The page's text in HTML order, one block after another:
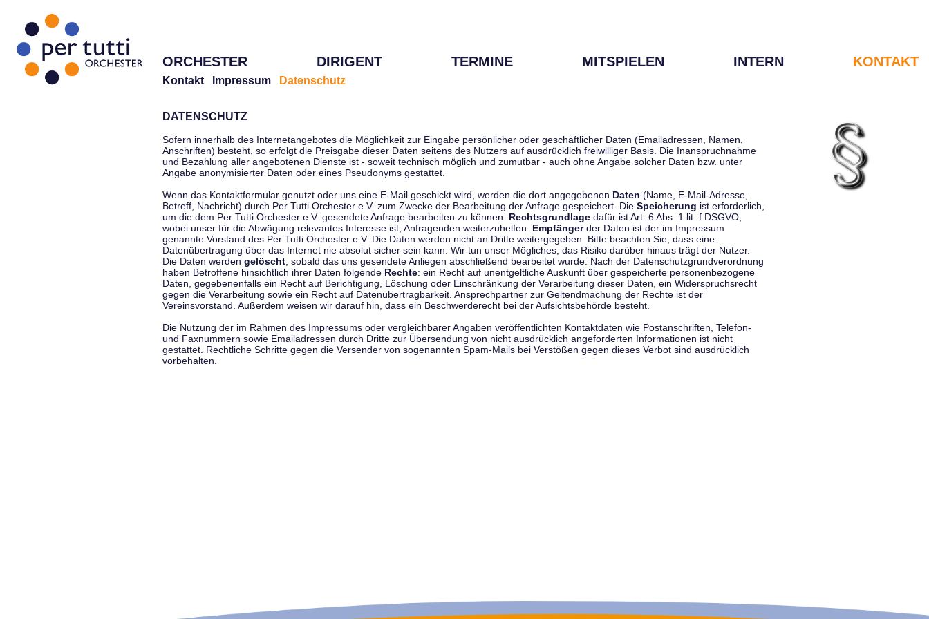
ORCHESTER DIRIGENT TERMINE MITSPIELEN INTERN KONTAKT
Kontakt Impressum Datenschutz
DATENSCHUTZ
Sofern innerhalb des Internetangebotes die Möglichkeit zur Eingabe persönlicher oder geschäftlicher Daten (Emailadressen, Namen,
Anschriften) besteht, so erfolgt die Preisgabe dieser Daten seitens des Nutzers auf ausdrücklich freiwilliger Basis. Die Inanspruchnahme
und Bezahlung aller angebotenen Dienste ist - soweit technisch möglich und zumutbar - auch ohne Angabe solcher Daten bzw. unter
Angabe anonymisierter Daten oder eines Pseudonyms gestattet.
Wenn das Kontaktformular genutzt oder uns eine E-Mail geschickt wird, werden die dort angegebenen Daten (Name, E-Mail-Adresse,
Betreff, Nachricht) durch Per Tutti Orchester e.V. zum Zwecke der Bearbeitung der Anfrage gespeichert. Die Speicherung ist erforderlich,
um die dem Per Tutti Orchester e.V. gesendete Anfrage bearbeiten zu können. Rechtsgrundlage dafür ist Art. 6 Abs. 1 lit. f DSGVO,
wobei unser für die Abwägung relevantes Interesse ist, Anfragenden weiterzuhelfen. Empfängerder Daten ist der im Impressum
genannte Vorstand des Per Tutti Orchester e.V. Die Daten werden nicht an Dritte weitergegeben. Bitte beachten Sie, dass eine
Datenübertragung über das Internet nie absolut sicher sein kann. Wir tun unser Mögliches, das Risiko darüber hinaus trägt der Nutzer.
Die Daten werden gelöscht , sobald das uns gesendete Anliegen abschließend bearbeitet wurde. Nach der Datenschutzgrundverordnung
haben Betroffene hinsichtlich ihrer Daten folgende Rechte: ein Recht auf unentgeltliche Auskunft über gespeicherte personenbezogene
Daten, gegebenenfalls ein Recht auf Berichtigung, Löschung oder Einschränkung der Verarbeitung dieser Daten, ein Widerspruchsrecht
gegen die Verarbeitung sowie ein Recht auf Datenübertragbarkeit. Ansprechpartner zur Geltendmachung der Rechte ist der
Vereinsvorstand. Außerdem weisen wir darauf hin, dass ein Beschwerderecht bei der Aufsichtsbehörde besteht.
Die Nutzung der im Rahmen des Impressums oder vergleichbarer Angaben veröffentlichten Kontaktdaten wie Postanschriften, Telefon-
und Faxnummern sowie Emailadressen durch Dritte zur Übersendung von nicht ausdrücklich angeforderten Informationen ist nicht
gestattet. Rechtliche Schritte gegen die Versender von sogenannten Spam-Mails bei Verstößen gegen dieses Verbot sind ausdrücklich
vorbehalten.